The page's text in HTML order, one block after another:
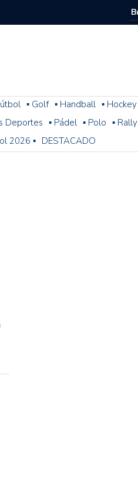
▪ Golf ▪ Handball ▪ Hockey
Deportes ▪ Pádel ▪ Polo ▪ Rally
2026 ▪ DESTACADO